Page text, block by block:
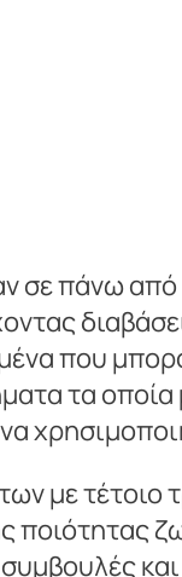
σε πάνω
που
τα
να
με τέτοιο
ποιότητας